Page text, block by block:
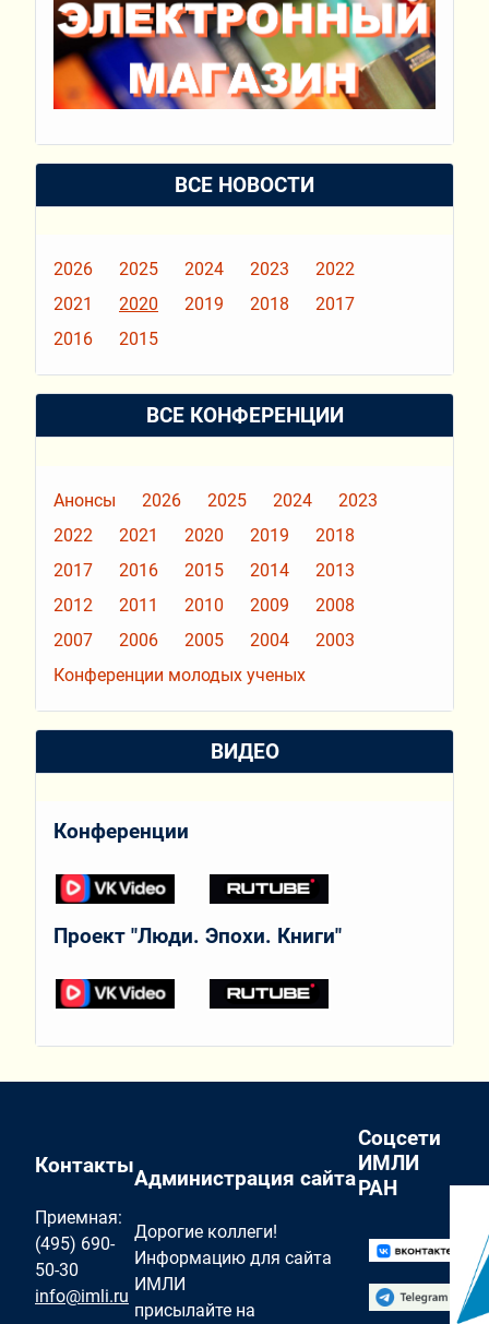
ВСЕ НОВОСТИ
2026 2025 2024 2023
2022
2021
2020 2019 2018
2017
2016
2015
ВСЕ КОНФЕРЕНЦИИ
Анонсы 2026 2025 2024
2023
2022
2021 2020 2019
2018
2017
2016 2015 2014
2013
2012
2011 2010 2009
2008
2007
2006 2005 2004
2003
Конференции молодых ученых
ВИДЕО
Конференции
Проект "Люди. Эпохи. Книги"
Контакты
Приемная:
(495) 690-
50-30
info@imli.ru
Администрация сайта
Дорогие коллеги!
Информацию для сайта
ИМЛИ
присылайте на
Соцсети
ИМЛИ
РАН